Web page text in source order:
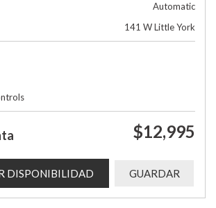
Automatic
141 W Little York
$12,995
DISPONIBILIDAD GUARDAR